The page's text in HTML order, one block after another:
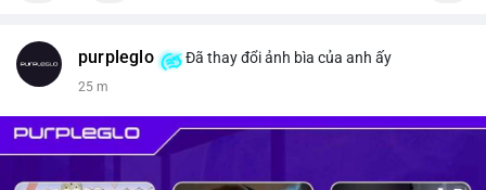
purpleglo Đã thay đổi ảnh bìa của anh ấy
25 m